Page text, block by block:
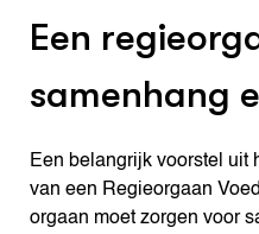
Een
samenhang
Een belangrijk voorstel uit
van een Regieorgaan
orgaan moet zorgen voor